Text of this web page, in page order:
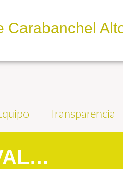
Carabanchel
Transparencia